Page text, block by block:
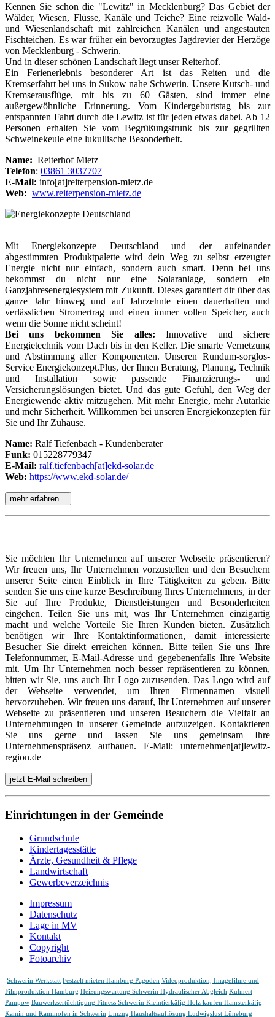
Kennen Sie schon die "Lewitz" in Mecklenburg? Das Gebiet der
Wälder, Wiesen, Flüsse, Kanäle und Teiche? Eine reizvolle Wald-
und Wiesenlandschaft mit zahlreichen Kanälen und angestauten
Fischteichen. Es war früher ein bevorzugtes Jagdrevier der Herzöge
von Mecklenburg - Schwerin.
Und in dieser schönen Landschaft liegt unser Reiterhof.
Ein Ferienerlebnis besonderer Art ist das Reiten und die
Kremserfahrt bei uns in Sukow nahe Schwerin. Unsere Kutsch- und
Kremserausflüge, mit bis zu 60 Gästen, sind immer eine
außergewöhnliche Erinnerung. Vom Kindergeburtstag bis zur
entspannten Fahrt durch die Lewitz ist für jeden etwas dabei. Ab 12
Personen erhalten Sie vom Begrüßungstrunk bis zur gegrillten
Schweinekeule eine lukullische Besonderheit.
Name: Reiterhof Mietz
Telefon: 03861 3037707
E-Mail: info[at]reiterpension-mietz.de
Web: www.reiterpension-mietz.de
Mit Energiekonzepte Deutschland und der aufeinander
abgestimmten Produktpalette wird dein Weg zu selbst erzeugter
Energie nicht nur einfach, sondern auch smart. Denn bei uns
bekommst du nicht nur eine Solaranlage, sondern ein
Ganzjahresenergiesystem mit Zukunft. Dieses garantiert dir über das
ganze Jahr hinweg und auf Jahrzehnte einen dauerhaften und
verlässlichen Stromertrag und einen immer vollen Speicher, auch
wenn die Sonne nicht scheint!
Bei uns bekommen Sie alles: Innovative und sichere
Energietechnik vom Dach bis in den Keller. Die smarte Vernetzung
und Abstimmung aller Komponenten. Unseren Rundum-sorglos-
Service Energiekonzept.Plus, der Ihnen Beratung, Planung, Technik
und Installation sowie passende Finanzierungs- und
Versicherungslösungen bietet. Und das gute Gefühl, den Weg der
Energiewende aktiv mitzugehen. Mit mehr Energie, mehr Autarkie
und mehr Sicherheit. Willkommen bei unseren Energiekonzepten für
Sie und Ihr Zuhause.
Name: Ralf Tiefenbach - Kundenberater
Funk: 015228779347
E-Mail: ralf.tiefenbach[at]ekd-solar.de
Web: https://www.ekd-solar.de/
mehr erfahren...
Sie möchten Ihr Unternehmen auf unserer Webseite präsentieren?
Wir freuen uns, Ihr Unternehmen vorzustellen und den Besuchern
unserer Seite einen Einblick in Ihre Tätigkeiten zu geben. Bitte
senden Sie uns eine kurze Beschreibung Ihres Unternehmens, in der
Sie auf Ihre Produkte, Dienstleistungen und Besonderheiten
eingehen. Teilen Sie uns mit, was Ihr Unternehmen einzigartig
macht und welche Vorteile Sie Ihren Kunden bieten. Zusätzlich
benötigen wir Ihre Kontaktinformationen, damit interessierte
Besucher Sie direkt erreichen können. Bitte teilen Sie uns Ihre
Telefonnummer, E-Mail-Adresse und gegebenenfalls Ihre Website
mit. Um Ihr Unternehmen noch besser repräsentieren zu können,
bitten wir Sie, uns auch Ihr Logo zuzusenden. Das Logo wird auf
der Webseite verwendet, um Ihren Firmennamen visuell
hervorzuheben. Wir freuen uns darauf, Ihr Unternehmen auf unserer
Webseite zu präsentieren und unseren Besuchern die Vielfalt an
Unternehmungen in unserer Gemeinde aufzuzeigen. Kontaktieren
Sie uns gerne und lassen Sie uns gemeinsam Ihre
Unternehmenspräsenz aufbauen. E-Mail: unternehmen[at]lewitz-
region.de
jetzt E-Mail schreiben
Einrichtungen in der Gemeinde
Grundschule
Kindertagesstätte
Ärzte, Gesundheit & Pflege
Landwirtschaft
Gewerbeverzeichnis
Impressum
Datenschutz
Lage in MV
Kontakt
Copyright
Fotoarchiv
Schwerin Werkstatt Festzelt mieten Hamburg Pagoden Videoproduktion, Imagefilme und
Filmproduktion Hamburg Heizungswartung Schwerin Hydraulischer Abgleich Kuhnert
Pampow Bauwerksertüchtigung Fitness Schwerin Kleintierkäfig Holz kaufen Hamsterkäfig
Kamin und Kaminofen in Schwerin Umzug Haushaltsauflösung Ludwigslust Lüneburg